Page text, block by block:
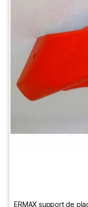
ERMAX support de